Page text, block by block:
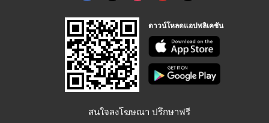
ดาวน์โหลดแอปพลิเคชัน
สนใจลงโฆษณา ปรึกษาฟรี